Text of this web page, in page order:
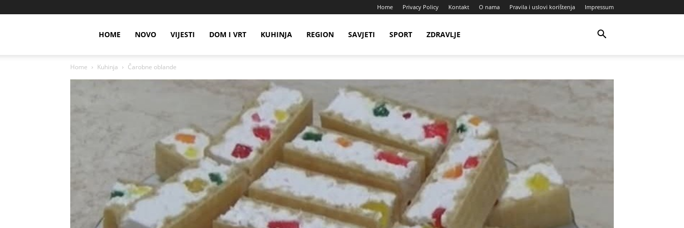
Home Privacy Policy Kontakt O nama Pravila i uslovi korištenja Impressum
HOME NOVO VIJESTI DOM I VRT KUHINJA REGION SAVJETI SPORT ZDRAVLJE
Home Kuhinja Čarobne oblande